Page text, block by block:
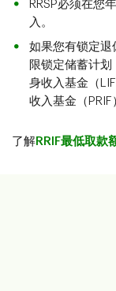
RRSP必须在您
入。
如果您有锁定退
限锁定储蓄计划
身收入基金（
收入基金（PRIF
了解RRIF最低取款